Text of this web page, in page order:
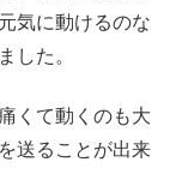
気に動けるのな
した。
くて動くのも大
送ることが出来